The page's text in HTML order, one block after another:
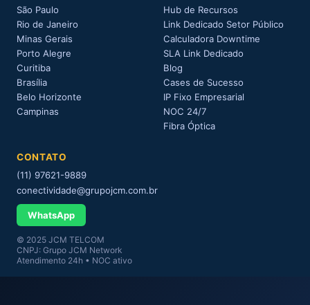
São Paulo
Rio de Janeiro
Minas Gerais
Porto Alegre
Curitiba
Brasília
Belo Horizonte
Campinas
Hub de Recursos
Link Dedicado Setor Público
Calculadora Downtime
SLA Link Dedicado
Blog
Cases de Sucesso
IP Fixo Empresarial
NOC 24/7
Fibra Óptica
CONTATO
(11) 97621-9889
conectividade@grupojcm.com.br
WhatsApp
© 2025 JCM TELCOM
CNPJ: Grupo JCM Network
Atendimento 24h • NOC ativo